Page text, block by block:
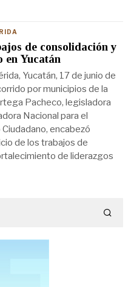
de consolidación y
en Yucatán
Yucatán, 17 de junio de
por municipios de la
Pacheco, legisladora
Nacional para el
encabezó
de los trabajos de
de liderazgos